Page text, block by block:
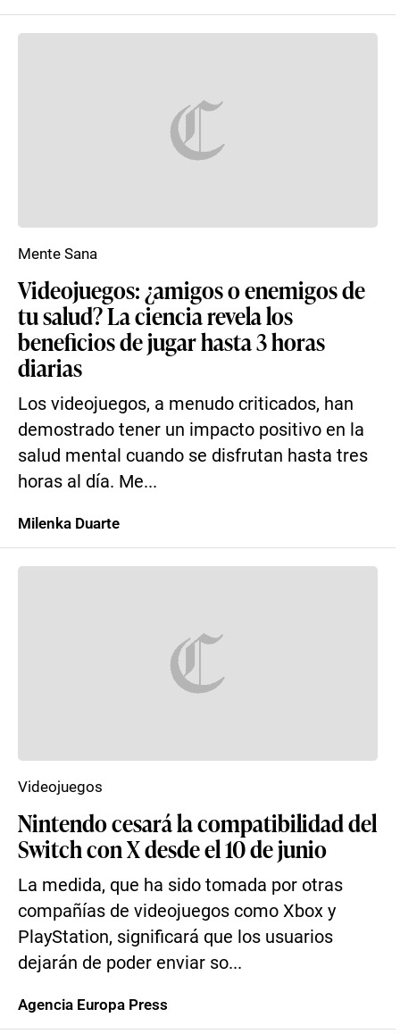
Videojuegos: ¿amigos o enemigos de
tu salud? La ciencia revela los
beneficios de jugar hasta 3 horas
diarias
Los videojuegos, a menudo criticados, han
demostrado tener un impacto positivo en la
salud mental cuando se disfrutan hasta tres
horas al día. Me...
Mente Sana
Milenka Duarte
Nintendo cesará la compatibilidad del
Switch con X desde el 10 de junio
La medida, que ha sido tomada por otras
compañías de videojuegos como Xbox y
PlayStation, significará que los usuarios
dejarán de poder enviar so...
Videojuegos
Agencia Europa Press